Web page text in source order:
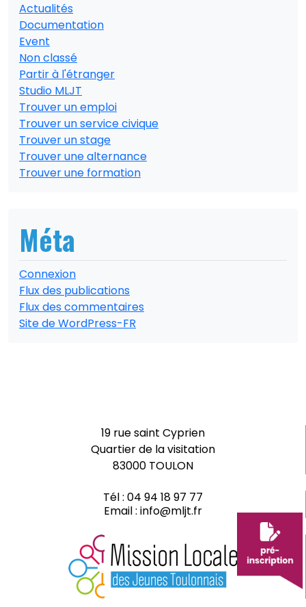
Actualités
Documentation
Event
Non classé
Partir à l'étranger
Studio MLJT
Trouver un emploi
Trouver un service civique
Trouver un stage
Trouver une alternance
Trouver une formation
Méta
Connexion
Flux des publications
Flux des commentaires
Site de WordPress-FR
19 rue saint Cyprien
Quartier de la visitation
83000 TOULON
Tél : 04 94 18 97 77
Email : info@mljt.fr